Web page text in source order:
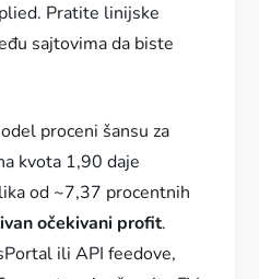
Pratite linijske
sajtovima da biste
proceni šansu za
kvota 1,90 daje
od ~7,37 procentnih
očekivani profit.
ili API feedove,